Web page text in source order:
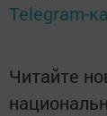
Telegram-
Читайте